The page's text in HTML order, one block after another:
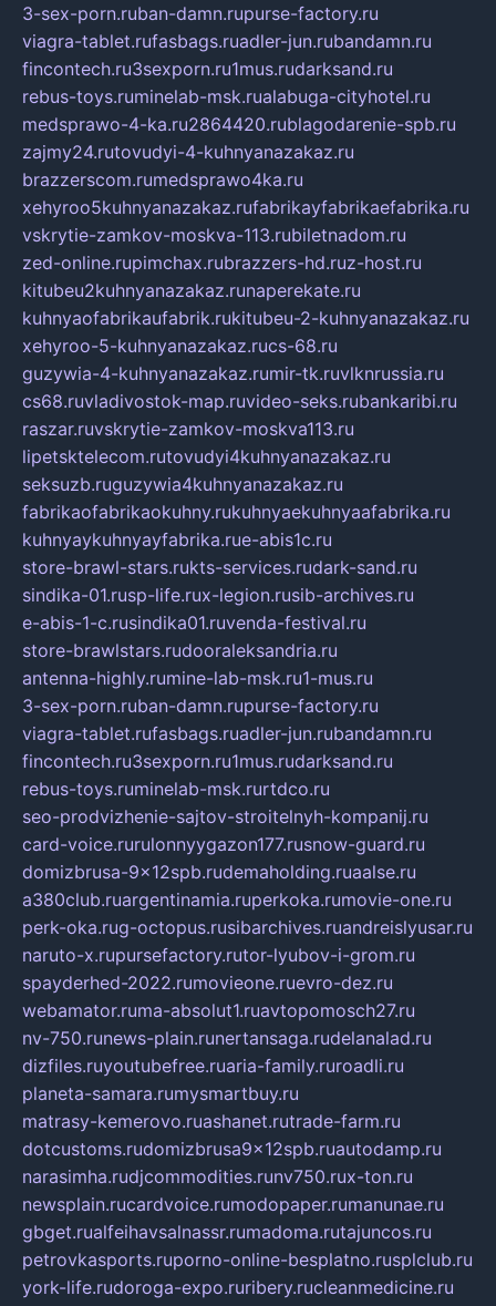
3-sex-porn.ruban-damn.rupurse-factory.ru
viagra-tablet.rufasbags.ruadler-jun.rubandamn.ru
fincontech.ru3sexporn.ru1mus.rudarksand.ru
rebus-toys.ruminelab-msk.rualabuga-cityhotel.ru
medsprawo-4-ka.ru2864420.rublagodarenie-spb.ru
zajmy24.rutovudyi-4-kuhnyanazakaz.ru
brazzerscom.rumedsprawo4ka.ru
xehyroo5kuhnyanazakaz.rufabrikayfabrikaefabrika.ru
vskrytie-zamkov-moskva-113.rubiletnadom.ru
zed-online.rupimchax.rubrazzers-hd.ruz-host.ru
kitubeu2kuhnyanazakaz.runaperekate.ru
kuhnyaofabrikaufabrik.rukitubeu-2-kuhnyanazakaz.ru
xehyroo-5-kuhnyanazakaz.rucs-68.ru
guzywia-4-kuhnyanazakaz.rumir-tk.ruvlknrussia.ru
cs68.ruvladivostok-map.ruvideo-seks.rubankaribi.ru
raszar.ruvskrytie-zamkov-moskva113.ru
lipetsktelecom.rutovudyi4kuhnyanazakaz.ru
seksuzb.ruguzywia4kuhnyanazakaz.ru
fabrikaofabrikaokuhny.rukuhnyaekuhnyaafabrika.ru
kuhnyaykuhnyayfabrika.rue-abis1c.ru
store-brawl-stars.rukts-services.rudark-sand.ru
sindika-01.rusp-life.rux-legion.rusib-archives.ru
e-abis-1-c.rusindika01.ruvenda-festival.ru
store-brawlstars.rudooraleksandria.ru
antenna-highly.rumine-lab-msk.ru1-mus.ru
3-sex-porn.ruban-damn.rupurse-factory.ru
viagra-tablet.rufasbags.ruadler-jun.rubandamn.ru
fincontech.ru3sexporn.ru1mus.rudarksand.ru
rebus-toys.ruminelab-msk.rurtdco.ru
seo-prodvizhenie-sajtov-stroitelnyh-kompanij.ru
card-voice.rurulonnyygazon177.rusnow-guard.ru
domizbrusa-9x12spb.rudemaholding.ruaalse.ru
a380club.ruargentinamia.ruperkoka.rumovie-one.ru
perk-oka.rug-octopus.rusibarchives.ruandreislyusar.ru
naruto-x.rupursefactory.rutor-lyubov-i-grom.ru
spayderhed-2022.rumovieone.ruevro-dez.ru
webamator.ruma-absolut1.ruavtopomosch27.ru
nv-750.runews-plain.runertansaga.rudelanalad.ru
dizfiles.ruyoutubefree.ruaria-family.ruroadli.ru
planeta-samara.rumysmartbuy.ru
matrasy-kemerovo.ruashanet.rutrade-farm.ru
dotcustoms.rudomizbrusa9x12spb.ruautodamp.ru
narasimha.rudjcommodities.runv750.rux-ton.ru
newsplain.rucardvoice.rumodopaper.rumanunae.ru
gbget.rualfeihavsalnassr.rumadoma.rutajuncos.ru
petrovkasports.ruporno-online-besplatno.rusplclub.ru
york-life.rudoroga-expo.ruribery.rucleanmedicine.ru